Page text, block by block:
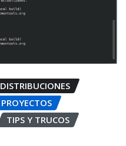
DISTRIBUCIONES
PROYECTOS
TIPS Y TRUCOS